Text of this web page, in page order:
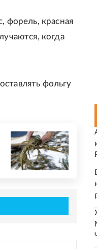
форель, красная
когда
фольгу